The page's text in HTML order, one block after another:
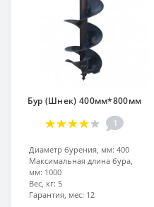
Бур (Шнек) 400мм*800мм
1
Диаметр бурения, мм: 400
Максимальная длина бура,
мм: 1000
Вес, кг: 5
Гарантия, мес: 12